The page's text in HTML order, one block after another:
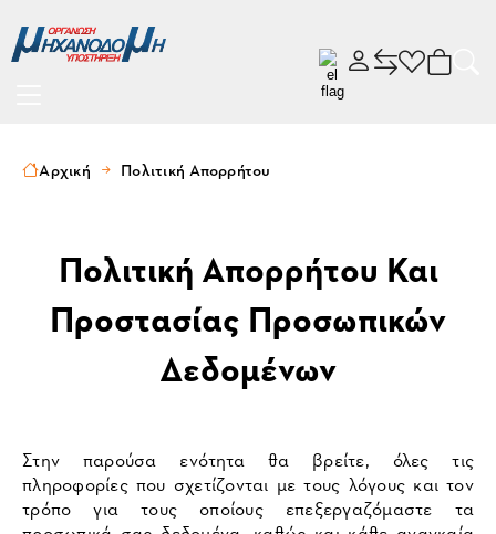
Αρχική Πολιτική Απορρήτου
Πολιτική Απορρήτου Και
Προστασίας Προσωπικών
Δεδομένων
Στην παρούσα ενότητα θα βρείτε, όλες τις
πληροφορίες που σχετίζονται με τους λόγους και τον
τρόπο για τους οποίους επεξεργαζόμαστε τα